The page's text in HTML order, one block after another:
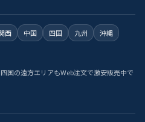
西 中国 四国 九州
沖縄
国の遠方エリアもWeb注文で激安販売中で